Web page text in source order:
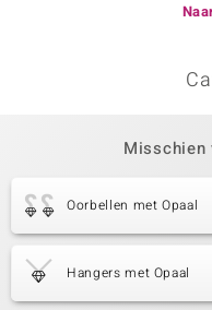
Oorbellen met Opaal
Hangers met Opaal